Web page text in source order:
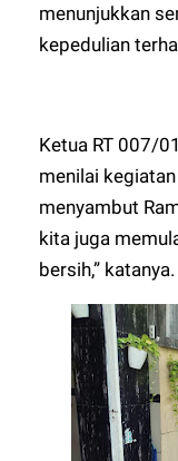
menunjukkan
kepedulian
Ketua RT 007/
menilai
menyambut
kita juga
bersih,” katanya.